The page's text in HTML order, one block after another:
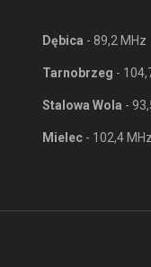
Dębica - 89,2 MHz
Tarnobrzeg -
Stalowa Wola -
Mielec - 102,4 MHz